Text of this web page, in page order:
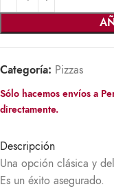
Categoría: Pizzas
Sólo hacemos envíos a
directamente.
Descripción
Una opción clásica y
Es un éxito asegurado.